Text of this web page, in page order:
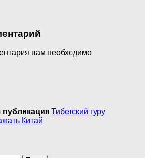
вам необходимо
Тибетский гуру
Китай